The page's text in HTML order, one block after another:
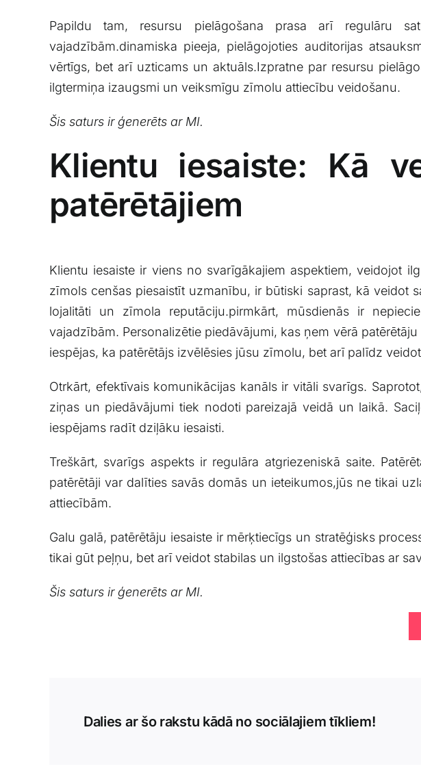
Papildu ‌tam,‍ resursu pielāgošana prasa ⁢arī regulāru
vajadzībām.dinamiska ‍pieeja, pielāgojoties auditorijas
vērtīgs, bet arī‌ uzticams un aktuāls.Izpratne par resursu
ilgtermiņa izaugsmi un veiksmīgu zīmolu ‌attiecību veidošanu.
Šis saturs ⁢ir ģenerēts ar MI.
Klientu iesaiste: Kā
patērētājiem
Klientu iesaiste ir viens no ‍svarīgākajiem aspektiem, ‍veidojot‌
zīmols​ cenšas⁢ piesaistīt​ uzmanību,‌ ir būtiski saprast, kā veidot⁣
lojalitāti un⁣ zīmola ‌reputāciju.pirmkārt, mūsdienās ir
‌vajadzībām.‍ Personalizētie⁣ piedāvājumi, kas ņem vērā
iespējas, ka patērētājs ⁤izvēlēsies jūsu zīmolu, bet arī palīdz
Otrkārt, efektīvais komunikācijas kanāls ir vitāli⁤ svarīgs.
ziņas un piedāvājumi tiek nodoti pareizajā‍ veidā un laikā.
iespējams radīt dziļāku iesaisti.
Treškārt, svarīgs⁣ aspekts ir regulāra atgriezeniskā saite.
patērētāji var dalīties savās​ domās un ieteikumos,jūs⁤ ne tikai
attiecībām.
Galu galā, patērētāju iesaiste ir mērķtiecīgs un stratēģisks
tikai⁤ gūt ​peļņu, ⁣bet arī veidot stabilas un‌ ilgstošas attiecības ar‍
Šis saturs⁤ ir ‌ģenerēts‌ ar MI.
Dalies ar šo rakstu kādā no sociālajiem tīkliem!